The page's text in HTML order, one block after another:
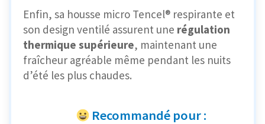
Enfin, sa housse micro Tencel® respirante et
son design ventilé assurent une régulation
thermique supérieure, maintenant une
fraîcheur agréable même pendant les nuits
d’été les plus chaudes.
Recommandé pour :